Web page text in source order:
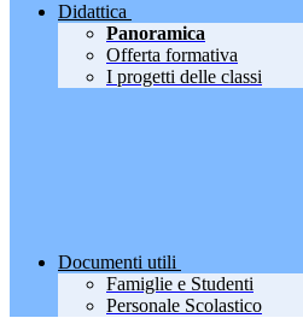
Didattica
Panoramica
Offerta formativa
I progetti delle classi
Documenti utili
Famiglie e Studenti
Personale Scolastico